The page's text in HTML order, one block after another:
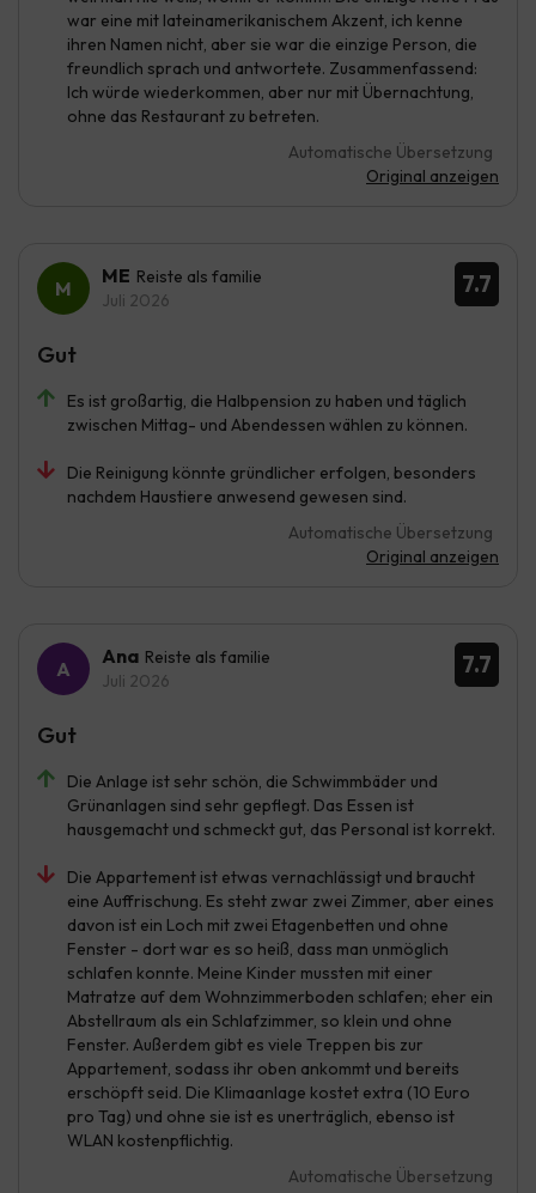
war eine mit lateinamerikanischem Akzent, ich kenne
ihren Namen nicht, aber sie war die einzige Person, die
freundlich sprach und antwortete. Zusammenfassend:
Ich würde wiederkommen, aber nur mit Übernachtung,
ohne das Restaurant zu betreten.
Automatische Übersetzung
Original anzeigen
7.7
ME Reiste als familie
Juli 2026
Es ist großartig, die Halbpension zu haben und täglich
zwischen Mittag- und Abendessen wählen zu können.
Die Reinigung könnte gründlicher erfolgen, besonders
nachdem Haustiere anwesend gewesen sind.
Automatische Übersetzung
Original anzeigen
Gut
7.7
Ana Reiste als familie
Juli 2026
Die Anlage ist sehr schön, die Schwimmbäder und
Grünanlagen sind sehr gepflegt. Das Essen ist
hausgemacht und schmeckt gut, das Personal ist korrekt.
Die Appartement ist etwas vernachlässigt und braucht
eine Auffrischung. Es steht zwar zwei Zimmer, aber eines
davon ist ein Loch mit zwei Etagenbetten und ohne
Fenster - dort war es so heiß, dass man unmöglich
schlafen konnte. Meine Kinder mussten mit einer
Matratze auf dem Wohnzimmerboden schlafen; eher ein
Abstellraum als ein Schlafzimmer, so klein und ohne
Fenster. Außerdem gibt es viele Treppen bis zur
Appartement, sodass ihr oben ankommt und bereits
erschöpft seid. Die Klimaanlage kostet extra (10 Euro
pro Tag) und ohne sie ist es unerträglich, ebenso ist
WLAN kostenpflichtig.
Automatische Übersetzung
Gut